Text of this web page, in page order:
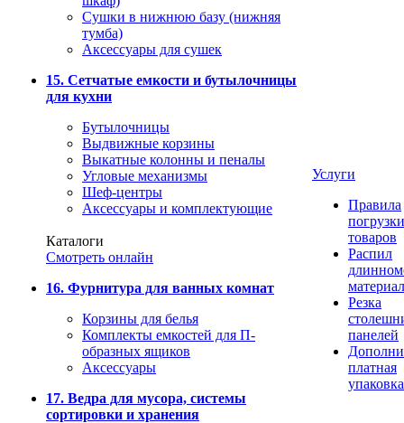
Сушки в нижнюю базу (нижняя
тумба)
Аксессуары для сушек
15. Сетчатые емкости и бутылочницы
для кухни
Бутылочницы
Выдвижные корзины
Выкатные колонны и пеналы
Угловые механизмы
Шеф-центры
Аксессуары и комплектующие
Каталоги
Смотреть онлайн
16. Фурнитура для ванных комнат
Корзины для белья
Комплекты емкостей для П-
образных ящиков
Аксессуары
17. Ведра для мусора, системы
сортировки и хранения
Услуги
Правила
погрузки
товаров
Распил
Резка
панелей
платная
упаковка